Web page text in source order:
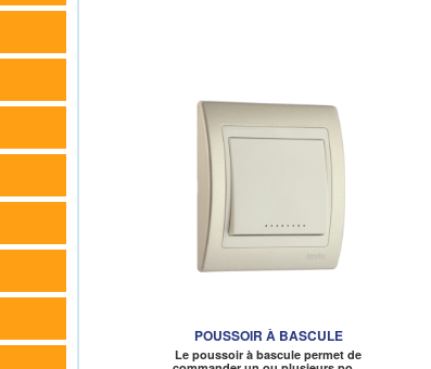
POUSSOIR À BASCULE
Le poussoir à bascule permet de